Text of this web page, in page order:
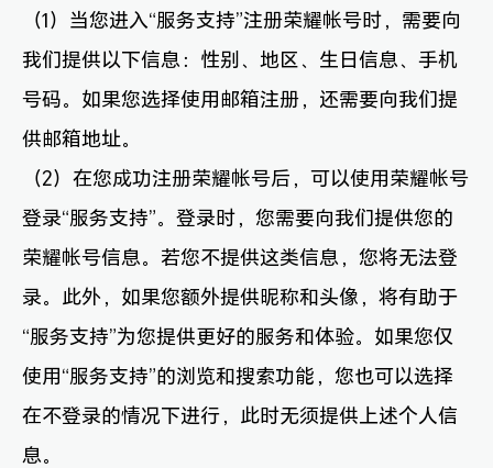
（1）当您进入“服务支持”注册荣耀帐号时，需要向
我们提供以下信息：性别、地区、生日信息、手机
号码。如果您选择使用邮箱注册，还需要向我们提
供邮箱地址。
（2）在您成功注册荣耀帐号后，可以使用荣耀帐号
登录“服务支持”。登录时，您需要向我们提供您的
荣耀帐号信息。若您不提供这类信息，您将无法登
录。此外，如果您额外提供昵称和头像，将有助于
“服务支持”为您提供更好的服务和体验。如果您仅
使用“服务支持”的浏览和搜索功能，您也可以选择
在不登录的情况下进行，此时无须提供上述个人信
息。